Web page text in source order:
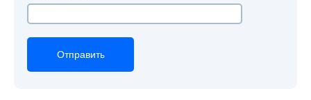
Отправить
Отправить
Отправить